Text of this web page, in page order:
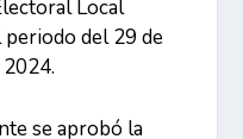
Local
del 29 de
se aprobó la